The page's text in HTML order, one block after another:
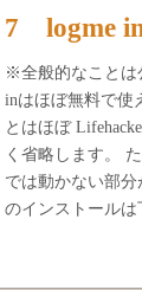
7 logme
※全般的なことは
inはほぼ無料で使
とはほぼ
く省略します。
では動かない部分
のインストール